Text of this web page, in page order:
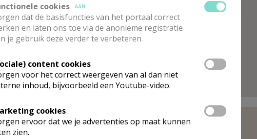
cookies
AAN
dat de basisfuncties van het portaal correct
en laten ons toe via de anonieme registratie
je gebruik deze verder te verbeteren.
content cookies
voor het correct weergeven van al dan niet
inhoud, bijvoorbeeld een Youtube-video.
cookies
ervoor dat we je advertenties op maat kunnen
zien.